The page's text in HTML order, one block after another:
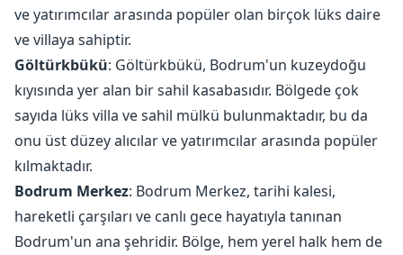
ve yatırımcılar arasında popüler olan birçok lüks daire
ve villaya sahiptir.
Göltürkbükü: Göltürkbükü, Bodrum'un kuzeydoğu
kıyısında yer alan bir sahil kasabasıdır. Bölgede çok
sayıda lüks villa ve sahil mülkü bulunmaktadır, bu da
onu üst düzey alıcılar ve yatırımcılar arasında popüler
kılmaktadır.
Bodrum Merkez: Bodrum Merkez, tarihi kalesi,
hareketli çarşıları ve canlı gece hayatıyla tanınan
Bodrum'un ana şehridir. Bölge, hem yerel halk hem de